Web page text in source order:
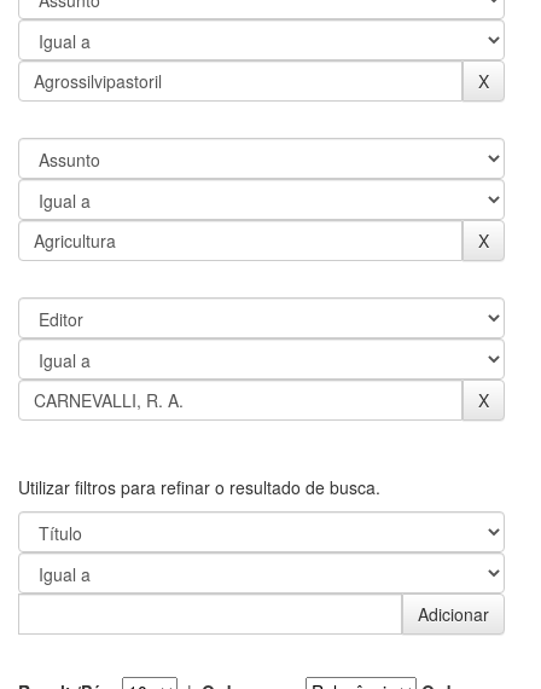
Utilizar filtros para refinar o resultado de busca.